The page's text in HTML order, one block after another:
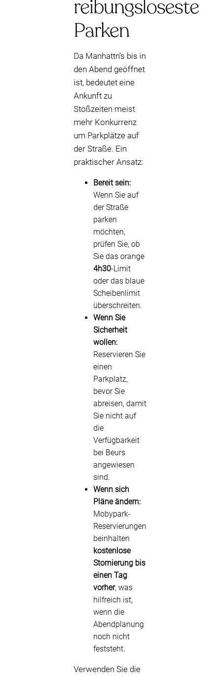
reibungsloseste
Parken
Da Manhattn’s bis in
den Abend geöffnet
ist, bedeutet eine
Ankunft zu
Stoßzeiten meist
mehr Konkurrenz
um Parkplätze auf
der Straße. Ein
praktischer Ansatz:
Bereit sein:
Wenn Sie auf
der Straße
parken
möchten,
prüfen Sie, ob
Sie das orange
4h30-Limit
oder das blaue
Scheibenlimit
überschreiten.
Wenn Sie
Sicherheit
wollen:
Reservieren Sie
einen
Parkplatz,
bevor Sie
abreisen, damit
Sie nicht auf
die
Verfügbarkeit
bei Beurs
angewiesen
sind.
Wenn sich
Pläne ändern:
Mobypark-
Reservierungen
beinhalten
kostenlose
Stornierung bis
einen Tag
vorher, was
hilfreich ist,
wenn die
Abendplanung
noch nicht
feststeht.
Verwenden Sie die